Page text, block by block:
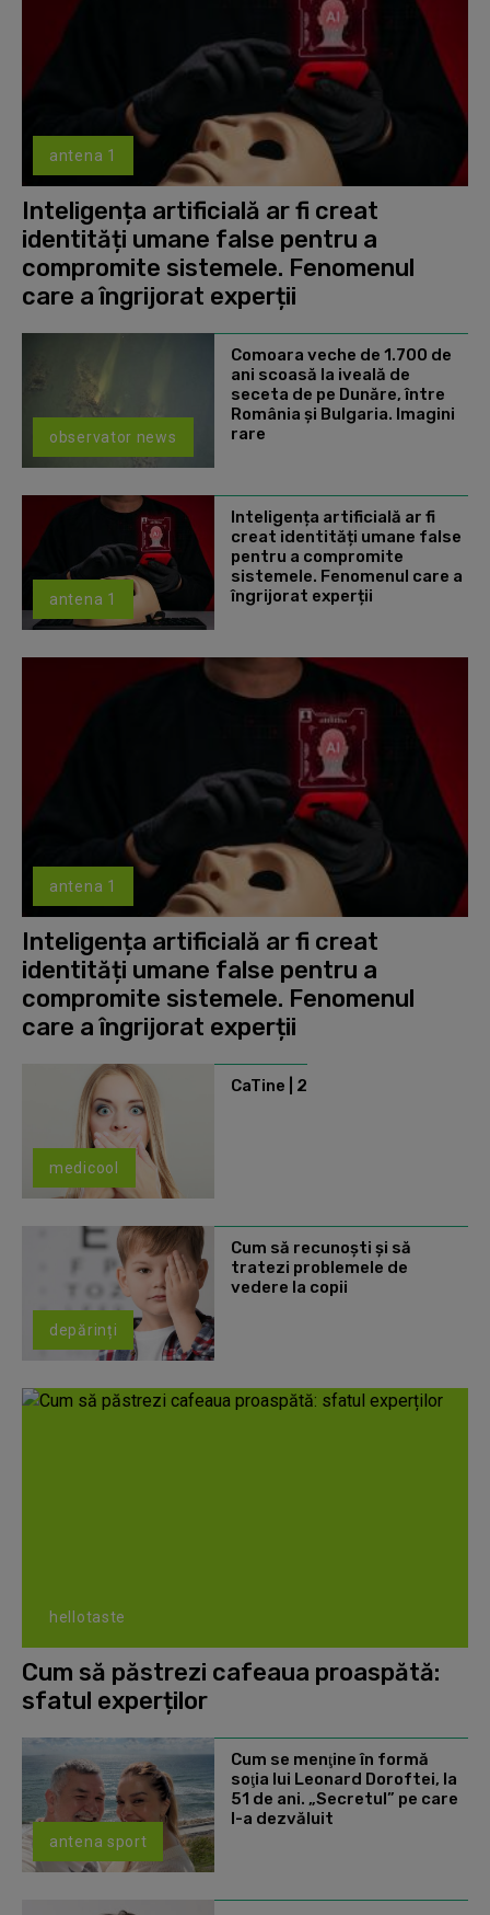
antena 1
Inteligența artificială ar fi creat
identități umane false pentru a
compromite sistemele. Fenomenul
care a îngrijorat experții
observator news
Comoara veche de 1.700 de
ani scoasă la iveală de
seceta de pe Dunăre, între
România şi Bulgaria. Imagini
rare
antena 1
Inteligența artificială ar fi
creat identități umane false
pentru a compromite
sistemele. Fenomenul care a
îngrijorat experții
antena 1
Inteligența artificială ar fi creat
identități umane false pentru a
compromite sistemele. Fenomenul
care a îngrijorat experții
medicool
CaTine | 2
depărinți
Cum să recunoști și să
tratezi problemele de
vedere la copii
hellotaste
Cum să păstrezi cafeaua proaspătă:
sfatul experților
antena sport
Cum se menţine în formă
soţia lui Leonard Doroftei, la
51 de ani. „Secretul” pe care
l-a dezvăluit